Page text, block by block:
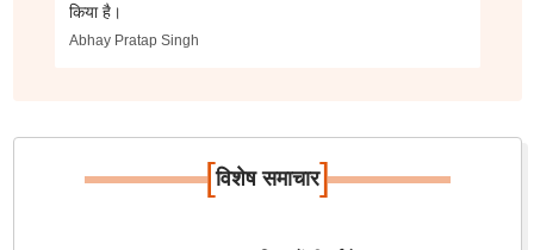
किया है।
Abhay Pratap Singh
[विशेष समाचार]